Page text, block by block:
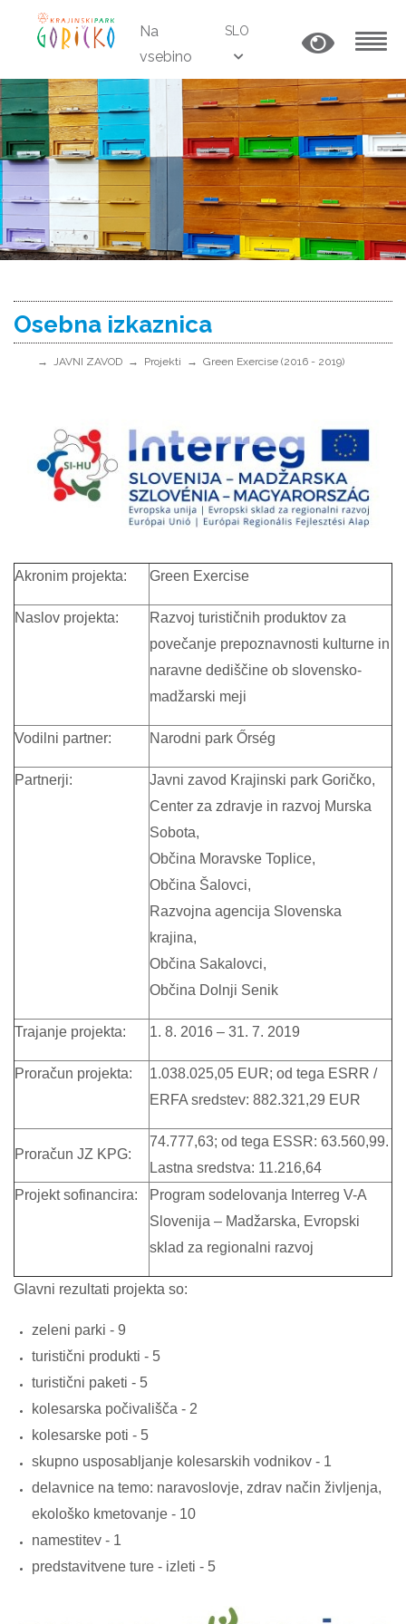
Na
vsebino
SLO
Osebna izkaznica
JAVNI ZAVOD Projekti Green Exercise (2016 - 2019)
Akronim projekta: Green Exercise
Naslov projekta:
Razvoj turističnih produktov za
povečanje prepoznavnosti kulturne in
naravne dediščine ob slovensko-
madžarski meji
Vodilni partner: Narodni park Őrség
Partnerji: Javni zavod Krajinski park Goričko,
Center za zdravje in razvoj Murska
Sobota,
Občina Moravske Toplice,
Občina Šalovci,
Razvojna agencija Slovenska
krajina,
Občina Sakalovci,
Občina Dolnji Senik
Trajanje projekta: 1. 8. 2016 – 31. 7. 2019
Proračun projekta:
1.038.025,05 EUR; od tega ESRR /
ERFA sredstev: 882.321,29 EUR
Proračun JZ KPG:
74.777,63; od tega ESSR: 63.560,99.
Lastna sredstva: 11.216,64
Projekt sofinancira:
Program sodelovanja Interreg V-A
Slovenija – Madžarska, Evropski
sklad za regionalni razvoj
Glavni rezultati projekta so:
zeleni parki - 9
turistični produkti - 5
turistični paketi - 5
kolesarska počivališča - 2
kolesarske poti - 5
skupno usposabljanje kolesarskih vodnikov - 1
delavnice na temo: naravoslovje, zdrav način življenja,
ekološko kmetovanje - 10
namestitev - 1
predstavitvene ture - izleti - 5